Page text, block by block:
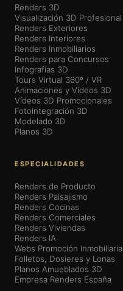
Renders 3D
Visualización 3D Profesional
Renders Exteriores
Renders Interiores
Renders Inmobiliarios
Renders para Concursos
Infografías 3D
Tours Virtual 360º / VR
Animaciones y Vídeos 3D
Vídeos 3D Promocionales
Fotointegración 3D
Modelado 3D
Planos 3D
ESPECIALIDADES
Renders de Producto
Renders Paisajismo
Renders Cocinas
Renders Comerciales
Renders Viviendas
Renders IA
Webs Promoción Inmobiliaria
Folletos, Dosieres y Lonas
Planos Amueblados 3D
Empresa Renders España